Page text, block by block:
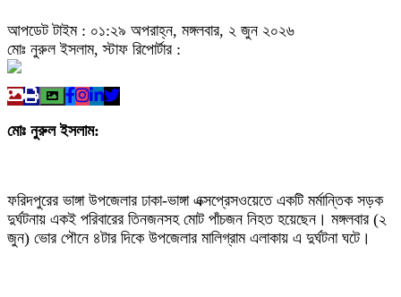
আপডেট টাইম : ০১:২৯ অপরাহ্ন, মঙ্গলবার, ২ জুন ২০২৬
মোঃ নুরুল ইসলাম, স্টাফ রিপোর্টার :
মোঃ নুরুল ইসলাম:
ফরিদপুরের ভাঙ্গা উপজেলার ঢাকা-ভাঙ্গা এক্সপ্রেসওয়েতে একটি মর্মান্তিক সড়ক
দুর্ঘটনায় একই পরিবারের তিনজনসহ মোট পাঁচজন নিহত হয়েছেন। মঙ্গলবার (২
জুন) ভোর পৌনে ৪টার দিকে উপজেলার মালিগ্রাম এলাকায় এ দুর্ঘটনা ঘটে।